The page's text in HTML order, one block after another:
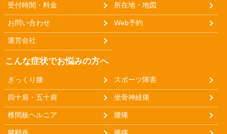
受付時間・料金 所在地・地図
お問い合わせ Web予約
運営会社
こんな症状でお悩みの方へ
ぎっくり腰 スポーツ障害
四十肩・五十肩 坐骨神経痛
椎間板ヘルニア 腰痛